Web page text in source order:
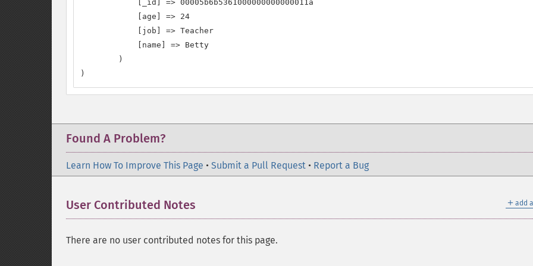
            [_id] => 00005b6b5361000000000000011a
            [age] => 24
            [job] => Teacher
            [name] => Betty
        )
)
Found A Problem?
Learn How To Improve This Page • Submit a Pull Request • Report a Bug
＋ add
User Contributed Notes
There are no user contributed notes for this page.